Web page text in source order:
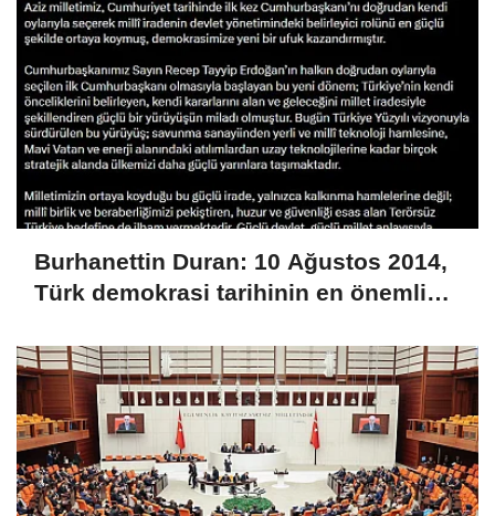
Burhanettin Duran: 10 Ağustos 2014,
Türk demokrasi tarihinin en önemli